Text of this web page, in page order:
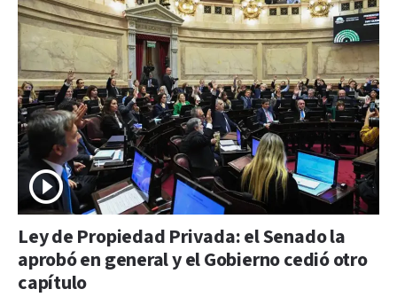
Ley de Propiedad Privada: el Senado la
aprobó en general y el Gobierno cedió otro
capítulo